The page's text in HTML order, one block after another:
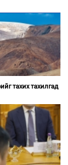
тахих тахилгад